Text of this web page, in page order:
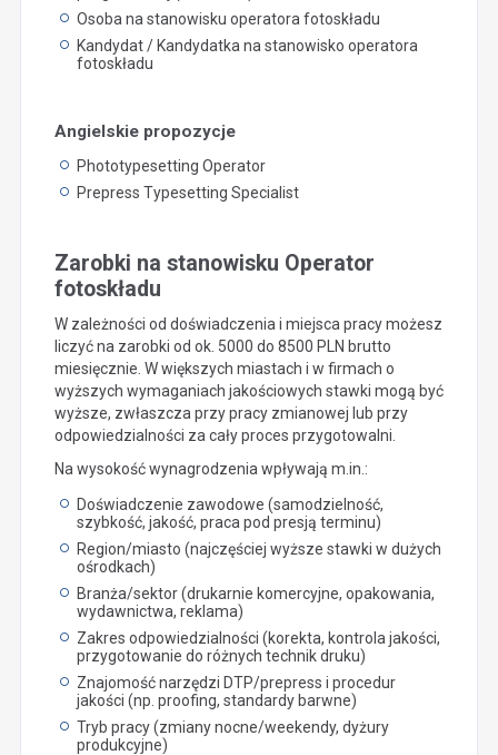
Osoba na stanowisku operatora fotoskładu
Kandydat / Kandydatka na stanowisko operatora
fotoskładu
Angielskie propozycje
Phototypesetting Operator
Prepress Typesetting Specialist
Zarobki na stanowisku Operator
fotoskładu
W zależności od doświadczenia i miejsca pracy możesz
liczyć na zarobki od ok. 5000 do 8500 PLN brutto
miesięcznie. W większych miastach i w firmach o
wyższych wymaganiach jakościowych stawki mogą być
wyższe, zwłaszcza przy pracy zmianowej lub przy
odpowiedzialności za cały proces przygotowalni.
Na wysokość wynagrodzenia wpływają m.in.:
Doświadczenie zawodowe (samodzielność,
szybkość, jakość, praca pod presją terminu)
Region/miasto (najczęściej wyższe stawki w dużych
ośrodkach)
Branża/sektor (drukarnie komercyjne, opakowania,
wydawnictwa, reklama)
Zakres odpowiedzialności (korekta, kontrola jakości,
przygotowanie do różnych technik druku)
Znajomość narzędzi DTP/prepress i procedur
jakości (np. proofing, standardy barwne)
Tryb pracy (zmiany nocne/weekendy, dyżury
produkcyjne)